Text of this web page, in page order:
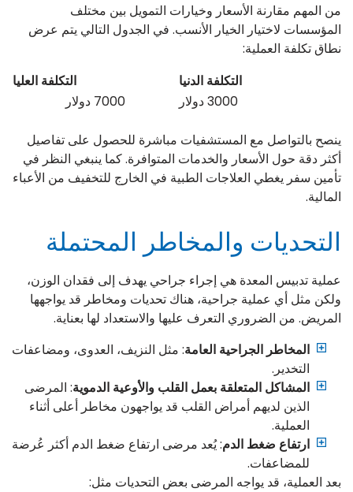
من المهم مقارنة الأسعار وخيارات التمويل بين مختلف
المؤسسات لاختيار الخيار الأنسب. في الجدول التالي يتم عرض
نطاق تكلفة العملية:
التكلفة الدنيا
التكلفة العليا
3000 دولار
7000 دولار
ينصح بالتواصل مع المستشفيات مباشرة للحصول على تفاصيل
أكثر دقة حول الأسعار والخدمات المتوافرة. كما ينبغي النظر في
تأمين سفر يغطي العلاجات الطبية في الخارج للتخفيف من الأعباء
المالية.
التحديات والمخاطر المحتملة
عملية تدبيس المعدة هي إجراء جراحي يهدف إلى فقدان الوزن،
ولكن مثل أي عملية جراحية، هناك تحديات ومخاطر قد يواجهها
المريض. من الضروري التعرف عليها والاستعداد لها بعناية.
المخاطر الجراحية العامة: مثل النزيف، العدوى، ومضاعفات
التخدير.
المشاكل المتعلقة بعمل القلب والأوعية الدموية: المرضى
الذين لديهم أمراض القلب قد يواجهون مخاطر أعلى أثناء
العملية.
ارتفاع ضغط الدم: يُعد مرضى ارتفاع ضغط الدم أكثر عُرضة
للمضاعفات.
بعد العملية، قد يواجه المرضى بعض التحديات مثل: